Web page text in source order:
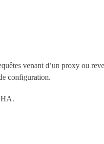
venant d’un proxy ou
configuration.
HA.